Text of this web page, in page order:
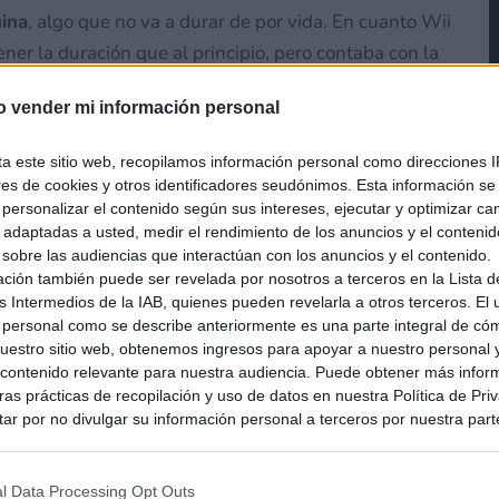
vender mi información personal
este sitio web, recopilamos información personal como direcciones
de cookies y otros identificadores seudónimos. Esta información
el contenido según sus intereses, ejecutar y optimizar
adaptadas a usted, medir el rendimiento de los anuncios y el
las audiencias que interactúan con los anuncios y el contenido.
también puede ser revelada por nosotros a terceros en la Lista
Intermedios de la IAB, quienes pueden revelarla a otros terceros. El
como se describe anteriormente es una parte integral de
sitio web, obtenemos ingresos para apoyar a nuestro personal
relevante para nuestra audiencia. Puede obtener más
prácticas de recopilación y uso de datos en nuestra Política de
por no divulgar su información personal a terceros por nuestra
en la información personal utilizada por nosotros o en
Data Processing Opt Outs
, algo que no va a durar de por vida. En cuanto Wii
la duración que al principio, pero contaba con la
En el caso de Nintendo Switch la batería no
en el caso de los Joy-Con; a no ser que seas un
(dado que los oficiales no se venden al público), o
que realice la operación (de nuevo, con
vas a poder cambiar las baterías ni de tu
de la batería harás uso cuando estés utilizándola
móvil o tablet donde ver vídeos de YouTube? En
dispositivo.
desgaste con el uso